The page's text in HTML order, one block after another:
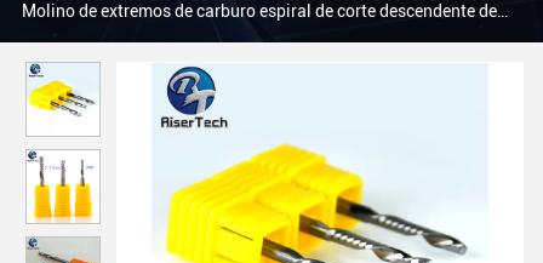
Molino de extremos de carburo espiral de corte descendente de